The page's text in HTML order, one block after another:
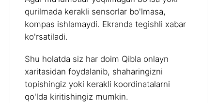
qurilmada kerakli sensorlar bo'lmasa,
kompas ishlamaydi. Ekranda tegishli xabar
ko'rsatiladi.
Shu holatda siz har doim Qibla onlayn
xaritasidan foydalanib, shaharingizni
topishingiz yoki kerakli koordinatalarni
qo'lda kiritishingiz mumkin.